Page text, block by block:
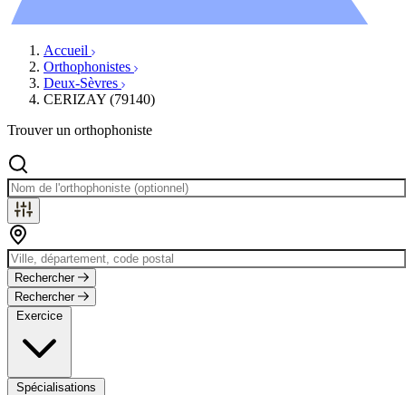
Accueil
Orthophonistes
Deux-Sèvres
CERIZAY (79140)
Trouver un orthophoniste
Rechercher
Rechercher
Exercice
Spécialisations